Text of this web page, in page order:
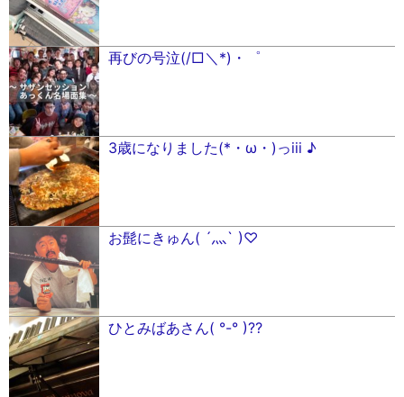
再びの号泣(/□＼*)・゜
3歳になりました(*・ω・)っiii ♪︎
お髭にきゅん( ´灬` )♡
ひとみばあさん( °-° )⁇